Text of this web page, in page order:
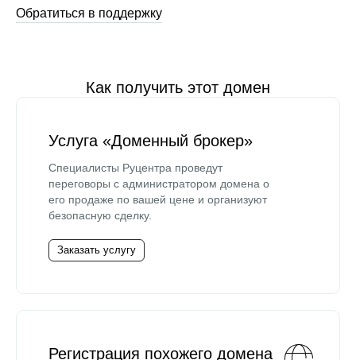
Обратиться в поддержку
Как получить этот домен
Услуга «Доменный брокер»
Специалисты Руцентра проведут
переговоры с администратором домена о
его продаже по вашей цене и организуют
безопасную сделку.
Заказать услугу
Регистрация похожего домена